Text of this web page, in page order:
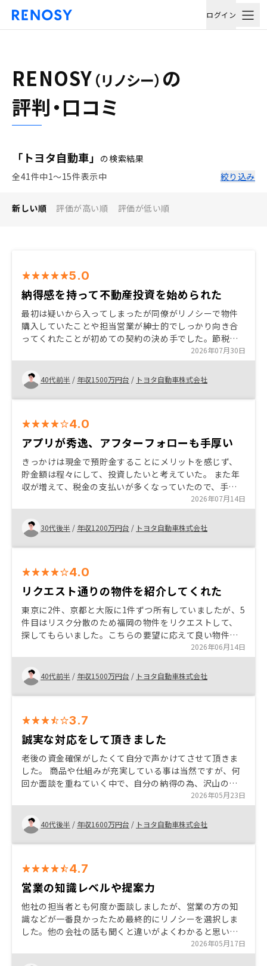
ログイン
RENOSY （リノシー） の
評判・口コミ
「トヨタ自動車」 の検索結果
全41件中1〜15件表示中
絞り込み
新しい順 評価が高い順 評価が低い順
5.0
納得感を持って不動産投資を始められた
最初は疑いから入ってしまったが同僚がリノシーで物件
購入していたことや担当営業が紳士的でしっかり向き合
ってくれたことが初めての契約の決め手でした。節税目
的が1番だったが、それ以外のメリット（もちろんデメリ
ットも）も丁寧に説明してくれたため納得して購入でき
た。
2026年07月30日
40代前半 / 年収1500万円台 / トヨタ自動車株式会社
4.0
アプリが秀逸、アフターフォローも手厚い
きっかけは現金で預貯金することにメリットを感じず、
貯金額は程々にして、投資したいと考えていた。 また年
収が増えて、税金の支払いが多くなっていたので、手間
をかけずに節税したいと考えていた。 また大手企業に勤
めているため、その信用を最大限に活かして、自己資金
ではなくローンで投資できる点や、アプリでの管理が非
常に使いやすく、手間を感じさせない点がよかった。 既
存のオーナーに対する何かしらの還元。面談でお金をば
るためではあるとは理解しているが。また過度にタレン
ト起用したCMなどは別にしなくてもいい気がする
2026年07月14日
30代後半 / 年収1200万円台 / トヨタ自動車株式会社
4.0
リクエスト通りの物件を紹介してくれた
東京に2件、京都と大阪に1件ずつ所有していましたが、5
件目はリスク分散のため福岡の物件をリクエストして、
探してもらいました。こちらの要望に応えて良い物件を
紹介してもらえましたので購入しました。いつものよう
に丁寧に説明してもらえ、安心して購入できました。
2026年06月14日
40代前半 / 年収1500万円台 / トヨタ自動車株式会社
3.7
誠実な対応をして頂きました
老後の資金確保がしたくて自分で声かけてさせて頂きま
した。 商品や仕組みが充実している事は当然ですが、何
回か面談を重ねていく中で、自分の納得の為、沢山の質
問をさせて頂いた際、全てにおいて誠実にご回答頂けた
印象を持った事が、購入を決めた理由です。
2026年05月23日
40代後半 / 年収1600万円台 / トヨタ自動車株式会社
4.7
営業の知識レベルや提案力
他社の担当者とも何度か面談しましたが、営業の方の知
識などが一番良かったため最終的にリノシーを選択しま
した。他の会社の話も聞くと違いがよくわかると思いま
す。またアプリで全てが管理できる手軽さや、新規物件
も自分で探せる便利さにも魅力を感じています。
2026年05月17日